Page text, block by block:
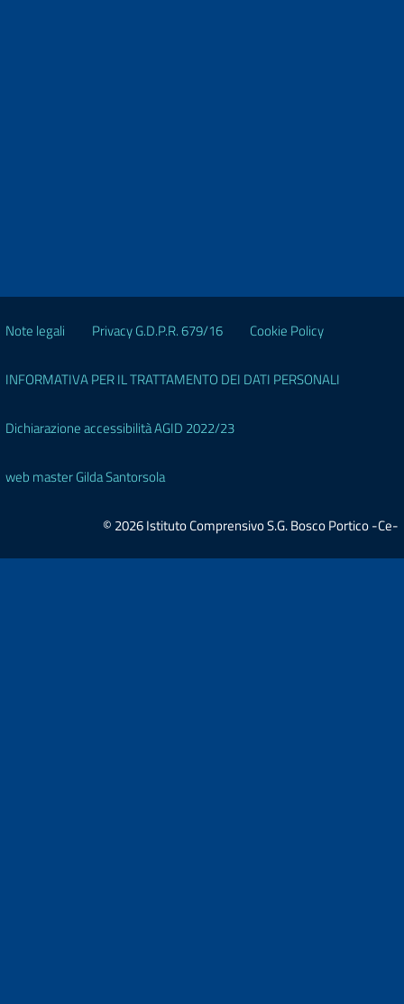
Note legali Privacy G.D.P.R. 679/16 Cookie Policy
INFORMATIVA PER IL TRATTAMENTO DEI DATI PERSONALI
Dichiarazione accessibilità AGID 2022/23
web master Gilda Santorsola
© 2026 Istituto Comprensivo S.G. Bosco Portico -Ce-